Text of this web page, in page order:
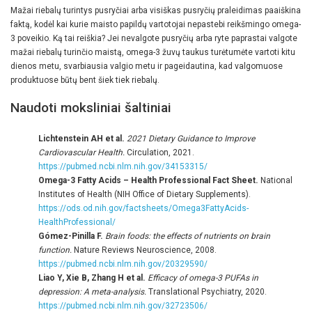
Mažai riebalų turintys pusryčiai arba visiškas pusryčių praleidimas paaiškina
faktą, kodėl kai kurie maisto papildų vartotojai nepastebi reikšmingo omega-
3 poveikio. Ką tai reiškia? Jei nevalgote pusryčių arba ryte paprastai valgote
mažai riebalų turinčio maistą, omega-3 žuvų taukus turėtumėte vartoti kitu
dienos metu, svarbiausia valgio metu ir pageidautina, kad valgomuose
produktuose būtų bent šiek tiek riebalų.
Naudoti moksliniai šaltiniai
Lichtenstein AH et al. 2021 Dietary Guidance to Improve
Cardiovascular Health. Circulation, 2021.
https://pubmed.ncbi.nlm.nih.gov/34153315/
Omega-3 Fatty Acids – Health Professional Fact Sheet. National
Institutes of Health (NIH Office of Dietary Supplements).
https://ods.od.nih.gov/factsheets/Omega3FattyAcids-
HealthProfessional/
Gómez-Pinilla F. Brain foods: the effects of nutrients on brain
function. Nature Reviews Neuroscience, 2008.
https://pubmed.ncbi.nlm.nih.gov/20329590/
Liao Y, Xie B, Zhang H et al. Efficacy of omega-3 PUFAs in
depression: A meta-analysis. Translational Psychiatry, 2020.
https://pubmed.ncbi.nlm.nih.gov/32723506/